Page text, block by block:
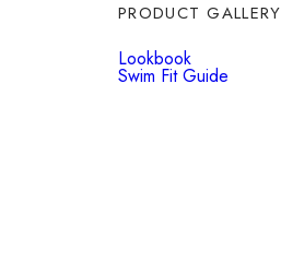
PRODUCT GALLERY
Lookbook
Swim Fit Guide